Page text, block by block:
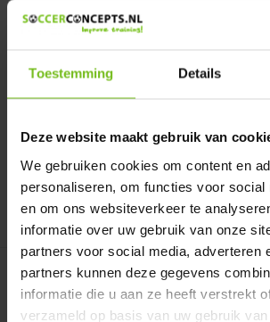
Toestemming Details
Deze website maakt gebruik van
We gebruiken cookies om content en
personaliseren, om functies voor social
en om ons websiteverkeer te
informatie over uw gebruik van onze
partners voor social media, adverteren
partners kunnen deze gegevens
informatie die u aan ze heeft verstrekt
verzameld op basis van uw gebruik van
Tableau tactique propre
conception 200cm...
conception 200cmx100cm
Comparer
Tactics
doubles